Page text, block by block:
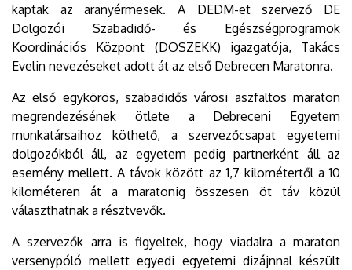
kaptak az aranyérmesek. A DEDM-et szervező DE
Dolgozói Szabadidő- és Egészségprogramok
Koordinációs Központ (DOSZEKK) igazgatója, Takács
Evelin nevezéseket adott át az első Debrecen Maratonra.
Az első egykörös, szabadidős városi aszfaltos maraton
megrendezésének ötlete a Debreceni Egyetem
munkatársaihoz köthető, a szervezőcsapat egyetemi
dolgozókból áll, az egyetem pedig partnerként áll az
esemény mellett. A távok között az 1,7 kilométertől a 10
kilométeren át a maratonig összesen öt táv közül
választhatnak a résztvevők.
A szervezők arra is figyeltek, hogy viadalra a maraton
versenypóló mellett egyedi egyetemi dizájnnal készült